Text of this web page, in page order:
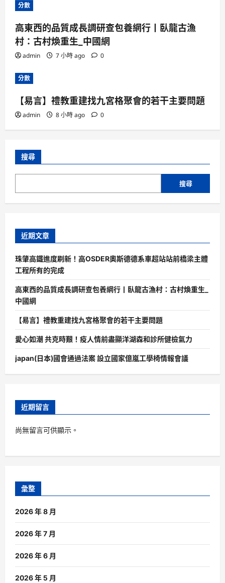
分數
高東西的品質成長調研查包養網行丨臥龍古漁
村：古村煥重生_中國網
admin 7 小時 ago 0
分數
【易言】禮教重建找九宮格聚會的若干主要問題
admin 8 小時 ago 0
搜尋
搜尋
近期文章
珠肇高鐵進度刷新！高OSDER奧斯德德系車超站站前橋梁主體
工程所有的完成
高東西的品質成長調研查包養網行丨臥龍古漁村：古村煥重生_
中國網
【易言】禮教重建找九宮格聚會的若干主要問題
愛心如潮 共克時艱！疫人情前盡顯洋湖森和診所健檢氣力
japan(日本)國會通過法案 設立國家億嵐工學椅情報會議
近期留言
尚無留言可供顯示。
彙整
2026 年 8 月
2026 年 7 月
2026 年 6 月
2026 年 5 月